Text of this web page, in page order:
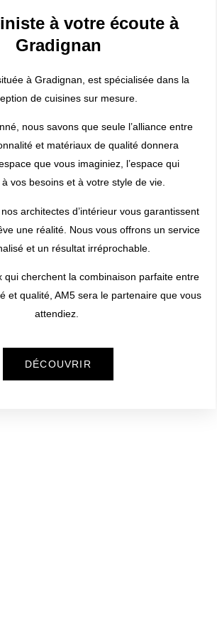
à votre écoute à
Gradignan
à Gradignan, est spécialisée dans la
de cuisines sur mesure.
nous savons que seule l’alliance entre
et matériaux de qualité donnera
que vous imaginiez, l’espace qui
à vos besoins et à votre style de vie.
architectes d’intérieur vous garantissent
une réalité. Nous vous offrons un service
et un résultat irréprochable.
qui cherchent la combinaison parfaite entre
et qualité, AM5 sera le partenaire que vous
attendiez.
DÉCOUVRIR